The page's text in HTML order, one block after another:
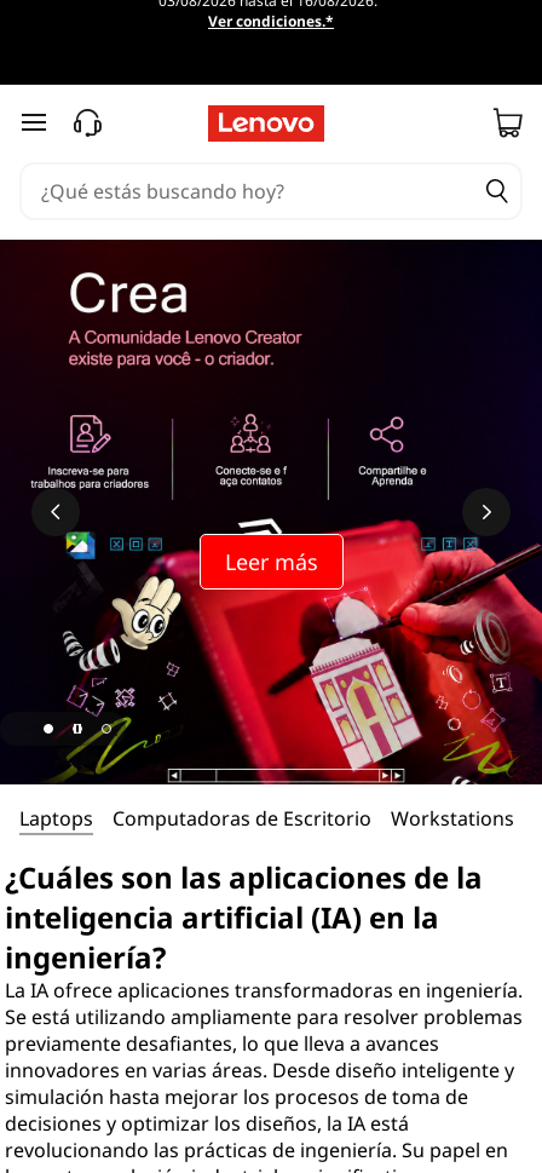
Ver condiciones.*
Ir al contenido principal
Leer más
Laptops Computadoras de Escritorio Workstations
¿Cuáles son las aplicaciones de la
inteligencia artificial (IA) en la
ingeniería?
La IA ofrece aplicaciones transformadoras en ingeniería.
Se está utilizando ampliamente para resolver problemas
previamente desafiantes, lo que lleva a avances
innovadores en varias áreas. Desde diseño inteligente y
simulación hasta mejorar los procesos de toma de
decisiones y optimizar los diseños, la IA está
revolucionando las prácticas de ingeniería. Su papel en